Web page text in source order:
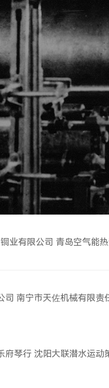
业有限公司 青岛空气能
司 南宁市天佐机械有限责
府琴行 沈阳大联潜水运动